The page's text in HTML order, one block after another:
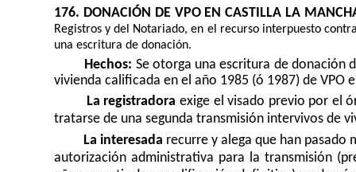
176. DONACIÓN DE VPO EN CASTILLA LA
Registros y del Notariado, en el recurso interpuesto
una escritura de donación.
Hechos: Se otorga una escritura de donación
vivienda calificada en el año 1985 (ó 1987) de VPO
La registradora exige el visado previo por el
tratarse de una segunda transmisión intervivos de
La interesada recurre y alega que han pasado
autorización administrativa para la transmisión